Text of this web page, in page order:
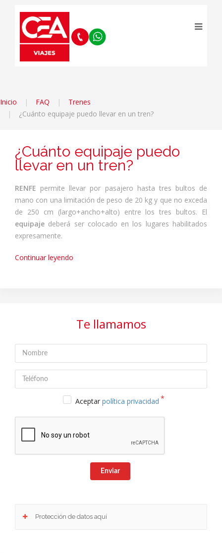
Inicio FAQ
Trenes
¿Cuánto equipaje puedo llevar en un tren?
¿Cuánto equipaje puedo
llevar en un tren?
RENFE permite llevar por pasajero hasta tres bultos de
mano con una limitación de peso de 20 kg y que no exceda
de 250 cm (largo+ancho+alto) entre los tres bultos. El
equipaje deberá ser colocado en los lugares habilitados
expresamente.
Continuar leyendo
Te llamamos
Aceptarpolítica privacidad
Enviar
Protección de datos aquí